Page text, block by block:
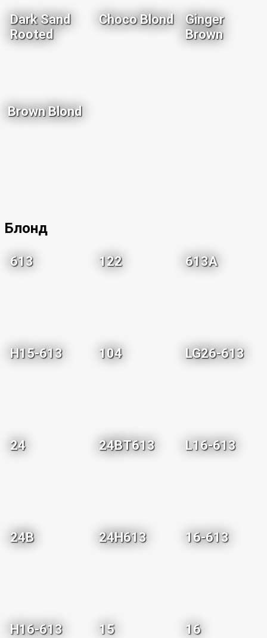
Dark Sand
Rooted
Choco Blond
Ginger
Brown
Brown Blond
Блонд
613 122 613A
H15-613 104 LG26-613
24 24BT613 L16-613
24B 24H613 16-613
H16-613 15 16